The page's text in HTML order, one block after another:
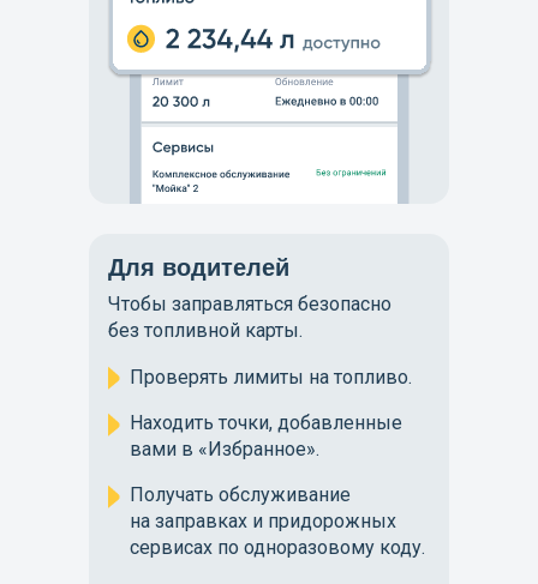
Для водителей
Чтобы заправляться безопасно
без топливной карты.
Проверять лимиты на топливо.
Находить точки, добавленные
вами в «Избранное».
Получать обслуживание
на заправках и придорожных
сервисах по одноразовому коду.